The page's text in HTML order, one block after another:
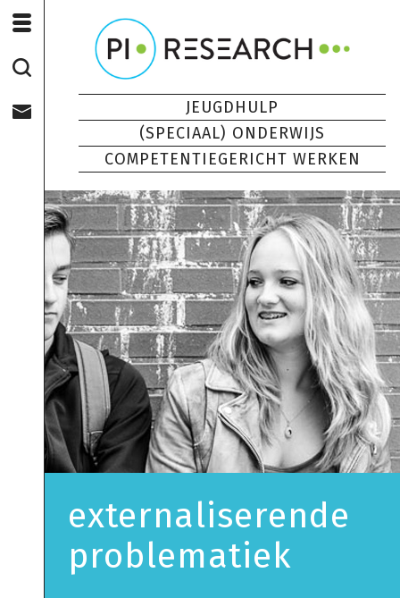
JEUGDHULP
(SPECIAAL) ONDERWIJS
COMPETENTIEGERICHT WERKEN
externaliserende
problematiek